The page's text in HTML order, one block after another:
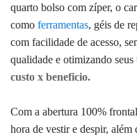
quarto bolso com zíper, o
como ferramentas, géis de
com facilidade de acesso,
qualidade e otimizando seus
custo x beneficio.
Com a abertura 100%
hora de vestir e despir,